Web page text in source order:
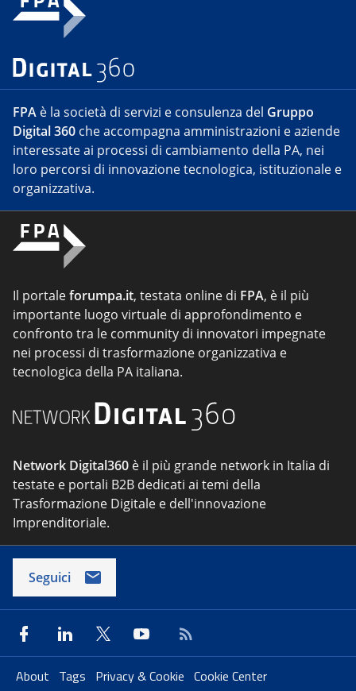
FPA è la società di servizi e consulenza del Gruppo
Digital 360 che accompagna amministrazioni e aziende
interessate ai processi di cambiamento della PA, nei
loro percorsi di innovazione tecnologica, istituzionale e
organizzativa.
Il portaleforumpa.it, testata online di FPA, è il più
importante luogo virtuale di approfondimento e
confronto tra le community di innovatori impegnate
nei processi di trasformazione organizzativa e
tecnologica della PA italiana.
Network Digital360 è il più grande network in Italia di
testate e portali B2B dedicati ai temi della
Trasformazione Digitale e dell'innovazione
Imprenditoriale.
Seguici
About Tags Privacy & Cookie Cookie Center